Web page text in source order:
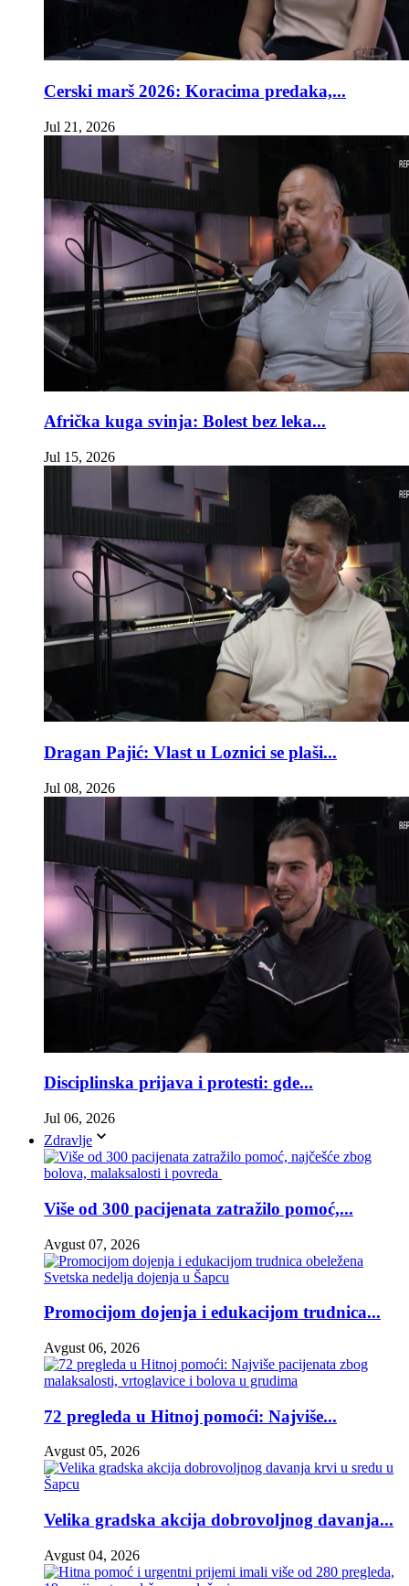
Cerski marš 2026: Koracima predaka,...
Jul 21, 2026
Afrička kuga svinja: Bolest bez leka...
Jul 15, 2026
Dragan Pajić: Vlast u Loznici se plaši...
Jul 08, 2026
Disciplinska prijava i protesti: gde...
Jul 06, 2026
Zdravlje
Više od 300 pacijenata zatražilo pomoć,...
Avgust 07, 2026
Promocijom dojenja i edukacijom trudnica...
Avgust 06, 2026
72 pregleda u Hitnoj pomoći: Najviše...
Avgust 05, 2026
Velika gradska akcija dobrovoljnog davanja...
Avgust 04, 2026